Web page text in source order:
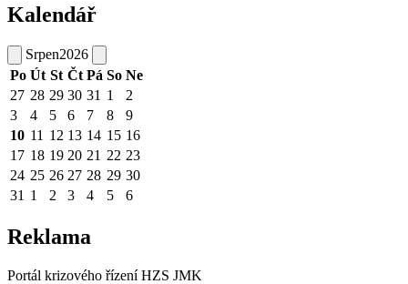
Kalendář
Srpen2026
Po Út St Čt Pá So Ne
27 28 29 30 31 1
2
3
4 5 6 7 8
9
10 11 12 13 14 15 16
17 18 19 20 21 22 23
24 25 26 27 28 29 30
31 1 2 3 4 5 6
Reklama
Portál krizového řízení HZS JMK